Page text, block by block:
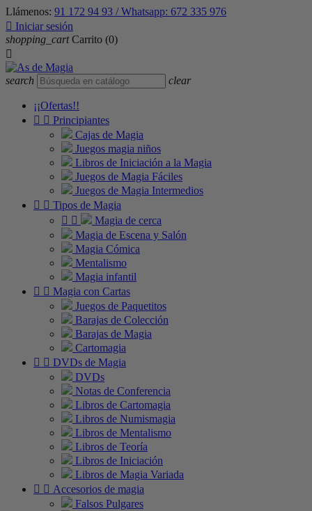
Llámenos: 91 172 94 93 / Whatsapp: 672 335 976
 Iniciar sesión
shopping_cart Carrito (0)

search clear
¡¡Ofertas!!
  Principiantes
Cajas de Magia
Juegos magia niños
Libros de Iniciación a la Magia
Juegos de Magia Fáciles
Juegos de Magia Intermedios
  Tipos de Magia
 
Magia de cerca
Magia de Escena y Salón
Magia Cómica
Mentalismo
Magia infantil
  Magia con Cartas
Juegos de Paquetitos
Barajas de Colección
Barajas de Magia
Cartomagia
  DVDs de Magia
DVDs
Notas de Conferencia
Libros de Cartomagia
Libros de Numismagia
Libros de Mentalismo
Libros de Teoría
Libros de Iniciación
Libros de Magia Variada
  Accesorios de magia
Falsos Pulgares